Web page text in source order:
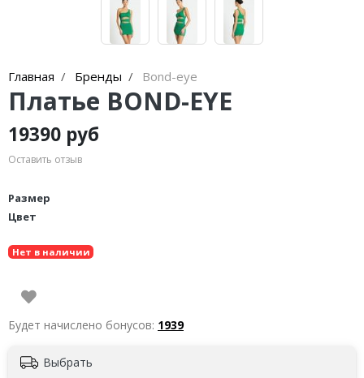
Главная Бренды Bond-eye
Платье BOND-EYE
19390 руб
Оставить отзыв
Размер
Цвет
Нет в наличии
Будет начислено бонусов: 1939
Выбрать